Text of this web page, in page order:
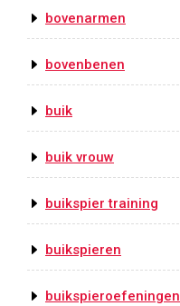
bovenarmen
bovenbenen
buik
buik vrouw
buikspier training
buikspieren
buikspieroefeningen